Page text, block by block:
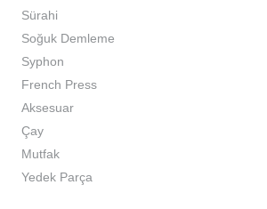
Sürahi
Soğuk Demleme
Syphon
French Press
Aksesuar
Çay
Mutfak
Yedek Parça